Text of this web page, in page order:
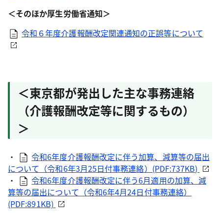
＜そのほか厚生労働省通知＞
令和６年度介護報酬改定関連通知の正誤等について
＜東京都が発出した主な事務連絡
（介護報酬改定等に関するもの）
＞
・
令和6年度介護報酬改定に伴う加算、減算等の届出
について（令和6年3月25日付事務連絡）(PDF:737KB)
・
令和6年度介護報酬改定に伴う6月適用の加算、減
算等の届出について（令和6年4月24日付事務連絡）
(PDF:891KB)